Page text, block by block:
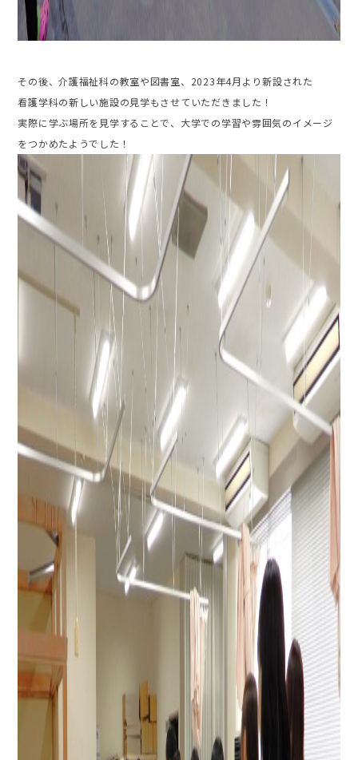
その後、介護福祉科の教室や図書室、2023年4月より新設された
看護学科の新しい施設の見学もさせていただきました！
実際に学ぶ場所を見学することで、大学での学習や雰囲気のイメージ
をつかめたようでした！